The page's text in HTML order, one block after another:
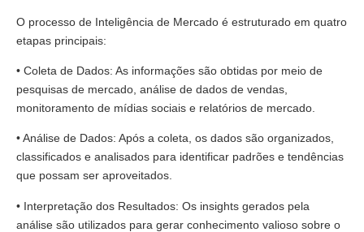
O processo de Inteligência de Mercado é estruturado em quatro
etapas principais:
• Coleta de Dados: As informações são obtidas por meio de
pesquisas de mercado, análise de dados de vendas,
monitoramento de mídias sociais e relatórios de mercado.
• Análise de Dados: Após a coleta, os dados são organizados,
classificados e analisados para identificar padrões e tendências
que possam ser aproveitados.
• Interpretação dos Resultados: Os insights gerados pela
análise são utilizados para gerar conhecimento valioso sobre o